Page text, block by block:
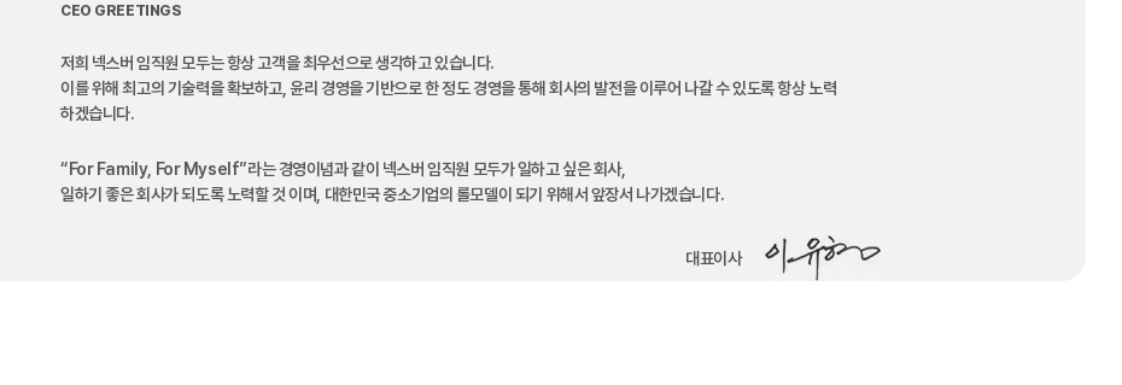
CEO GREETINGS
저희 넥스버 임직원 모두는 항상 고객을 최우선으로 생각하고 있습니다.
이를 위해 최고의 기술력을 확보하고, 윤리 경영을 기반으로 한 정도 경영을 통해 회사의 발전을 이루어 나갈 수 있도록 항상 노력
하겠습니다.
“For Family, For Myself”라는 경영이념과 같이 넥스버 임직원 모두가 일하고 싶은 회사,
일하기 좋은 회사가 되도록 노력할 것 이며, 대한민국 중소기업의 롤모델이 되기 위해서 앞장서 나가겠습니다.
대표이사